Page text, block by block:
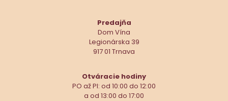
Predajňa
Dom Vína
Legionárska 39
917 01 Trnava
Otváracie hodiny
PO až PI: od 10:00 do 12:00
a od 13:00 do 17:00